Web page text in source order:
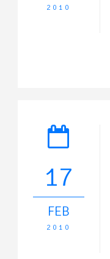
2010
17
FEB
2010